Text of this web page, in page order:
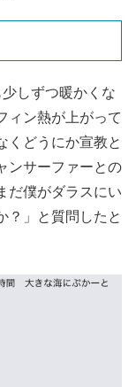
しずつ暖かくな
ィン熱が上がって
くどうにか宣教と
ンサーファーとの
だ僕がダラスにい
？」と質問したと